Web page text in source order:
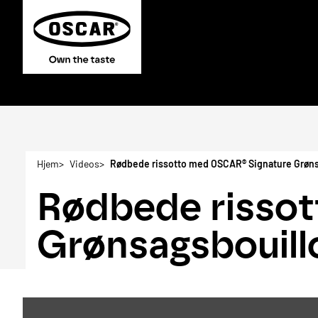
Hjem Videos Rødbede rissotto med OSCAR® Signature
Rødbede